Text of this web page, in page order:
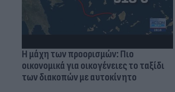
Η μάχη των προορισμών: Πιο
οικονομικά για οικογένειες το ταξίδι
των διακοπών με αυτοκίνητο